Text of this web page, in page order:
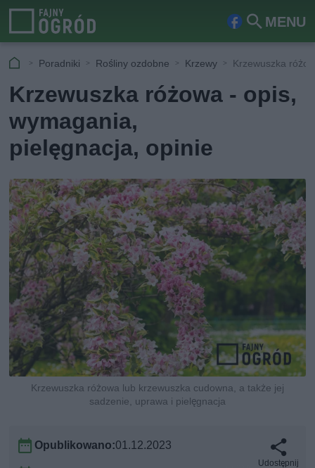
MENU
Fa
ook
Szu
Poradniki Rośliny ozdobne Krzewy Krzewuszka
Krzewuszka różowa - opis,
wymagania,
pielęgnacja, opinie
Krzewuszka różowa lub krzewuszka cudowna, a także jej
sadzenie, uprawa i pielęgnacja
Opublikowano:01.12.2023
Udostępnij